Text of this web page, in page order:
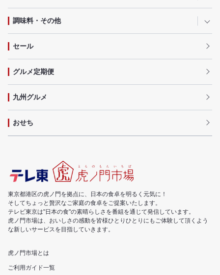
調味料・その他
セール
グルメ定期便
九州グルメ
おせち
東京都港区の虎ノ門を拠点に、日本の食卓を明るく元気に！
そしてちょっと贅沢なご家庭の食卓をご提案いたします。
テレビ東京は"日本の食"の素晴らしさを番組を通じて発信しています。
虎ノ門市場は、おいしさの感動を皆様ひとりひとりにもご体験して頂くよう
な新しいサービスを目指していきます。
虎ノ門市場とは
ご利用ガイド一覧